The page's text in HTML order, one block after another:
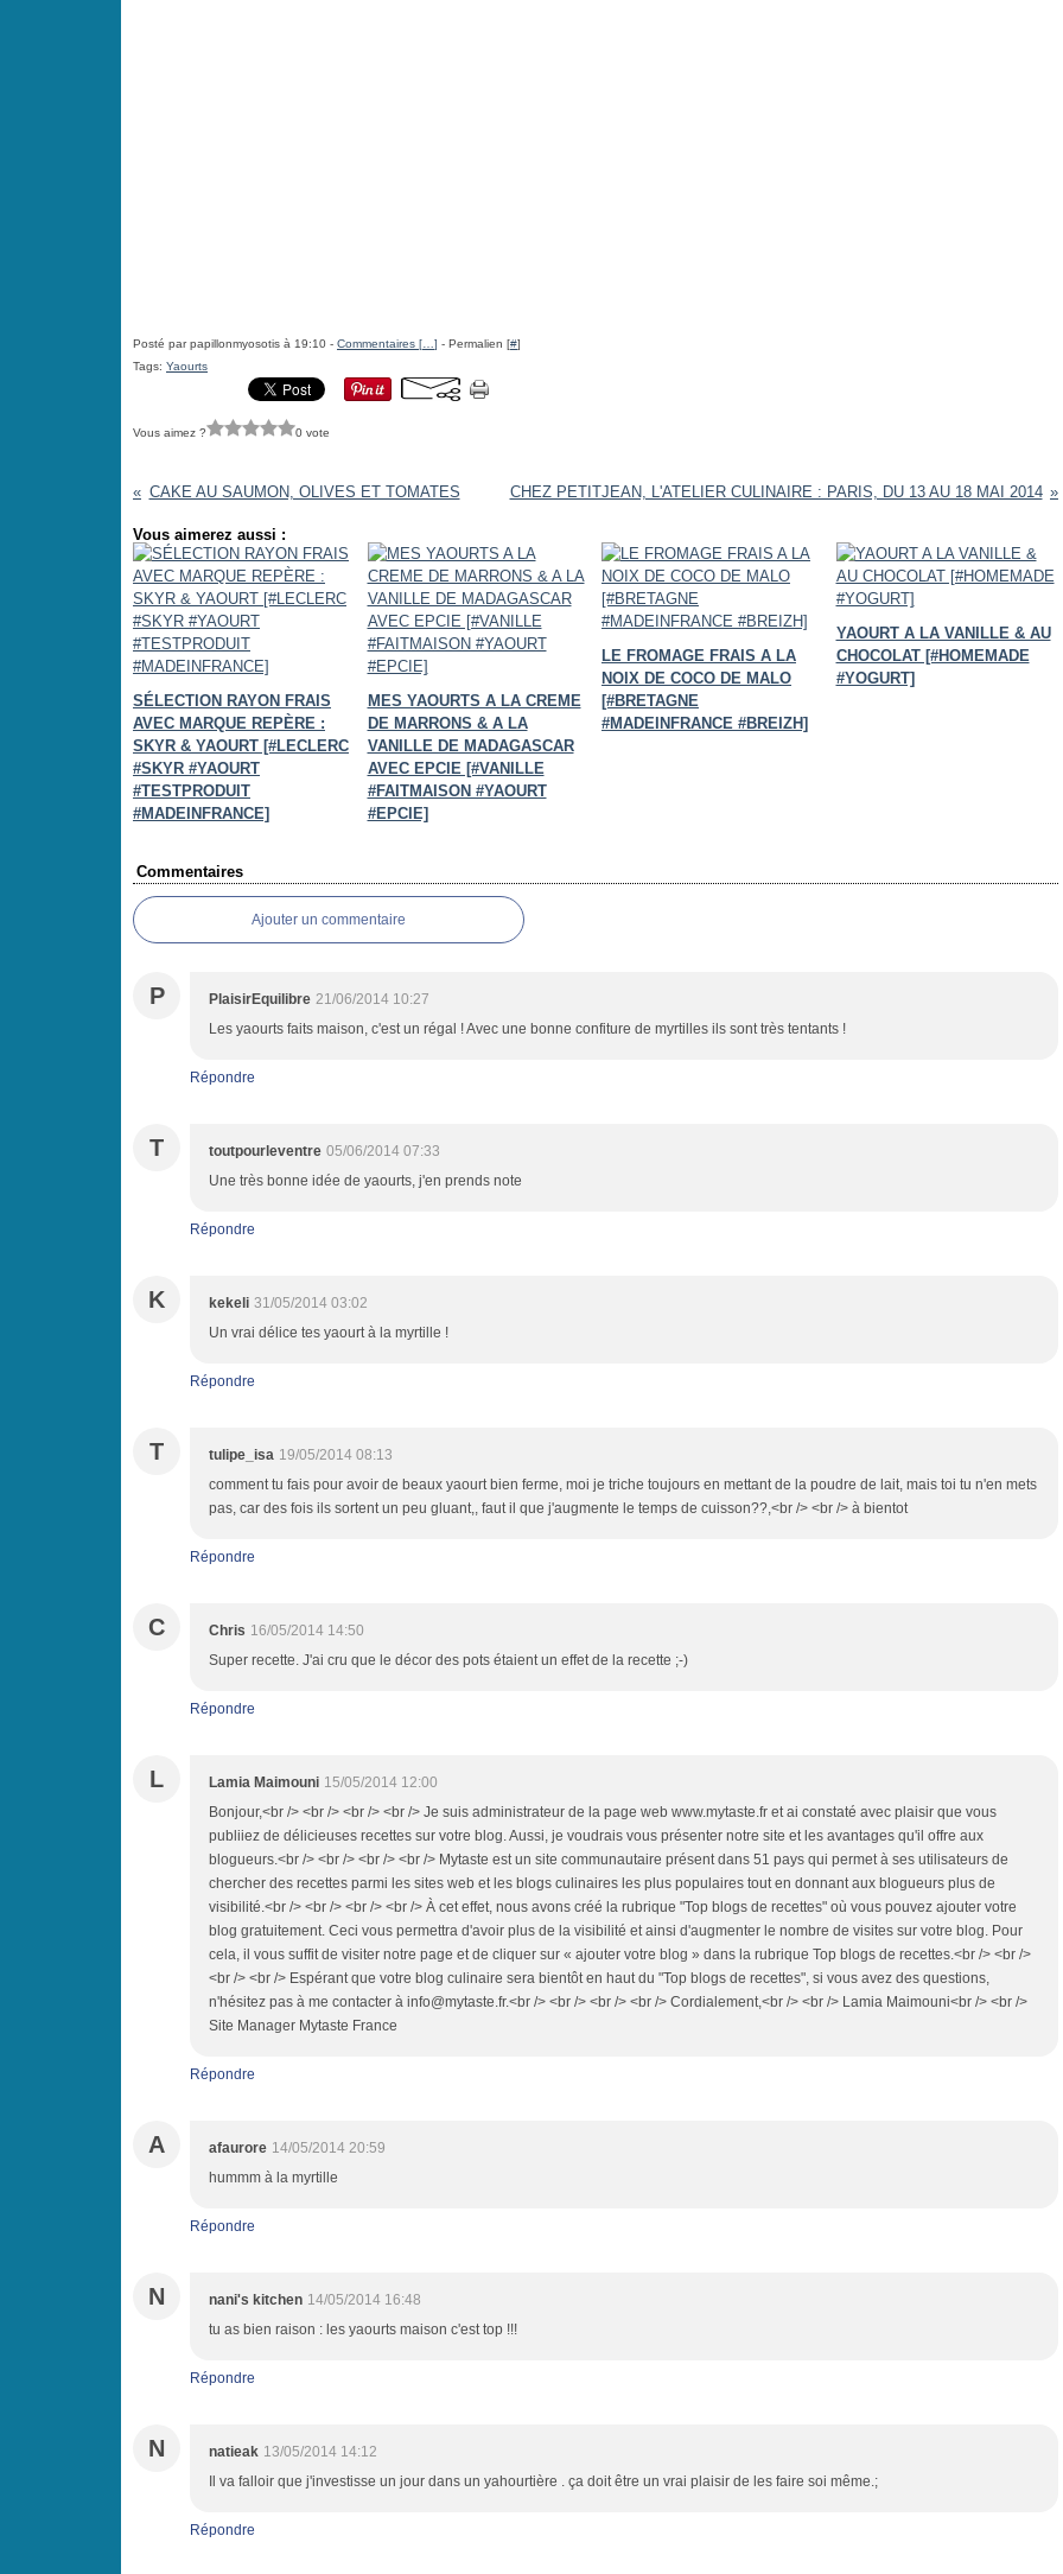
Posté par papillonmyosotis à 19:10 - Commentaires [ ] - Permalien [#]
Tags: Yaourts
Vous aimez ? 0 vote
CAKE AU SAUMON, OLIVES ET TOMATES CHEZ PETITJEAN, L'ATELIER CULINAIRE : PARIS, DU 13 AU 18 MAI 2014
Vous aimerez aussi :
SÉLECTION RAYON FRAIS
AVEC MARQUE REPÈRE :
SKYR & YAOURT [#LECLERC
#SKYR #YAOURT
#TESTPRODUIT
#MADEINFRANCE]
MES YAOURTS A LA CREME
DE MARRONS & A LA
VANILLE DE MADAGASCAR
AVEC EPCIE [#VANILLE
#FAITMAISON #YAOURT
#EPCIE]
LE FROMAGE FRAIS A LA
NOIX DE COCO DE MALO
[#BRETAGNE
#MADEINFRANCE #BREIZH]
YAOURT A LA VANILLE & AU
CHOCOLAT [#HOMEMADE
#YOGURT]
Commentaires
Ajouter un commentaire
P PlaisirEquilibre 21/06/2014 10:27
Les yaourts faits maison, c'est un régal ! Avec une bonne confiture de myrtilles ils sont très tentants !
Répondre
T toutpourleventre 05/06/2014 07:33
Une très bonne idée de yaourts, j'en prends note
Répondre
K kekeli 31/05/2014 03:02
Un vrai délice tes yaourt à la myrtille !
Répondre
T tulipe_isa 19/05/2014 08:13
comment tu fais pour avoir de beaux yaourt bien ferme, moi je triche toujours en mettant de la poudre de lait, mais toi tu n'en mets
pas, car des fois ils sortent un peu gluant,, faut il que j'augmente le temps de cuisson??,<br /> <br /> à bientot
Répondre
C Chris 16/05/2014 14:50
Super recette. J'ai cru que le décor des pots étaient un effet de la recette ;-)
Répondre
L Lamia Maimouni 15/05/2014 12:00
Bonjour,<br /> <br /> <br /> <br /> Je suis administrateur de la page web www.mytaste.fr et ai constaté avec plaisir que vous
publiiez de délicieuses recettes sur votre blog. Aussi, je voudrais vous présenter notre site et les avantages qu'il offre aux
blogueurs.<br /> <br /> <br /> <br /> Mytaste est un site communautaire présent dans 51 pays qui permet à ses utilisateurs de
chercher des recettes parmi les sites web et les blogs culinaires les plus populaires tout en donnant aux blogueurs plus de
visibilité.<br /> <br /> <br /> <br /> À cet effet, nous avons créé la rubrique "Top blogs de recettes" où vous pouvez ajouter votre
blog gratuitement. Ceci vous permettra d'avoir plus de la visibilité et ainsi d'augmenter le nombre de visites sur votre blog. Pour
cela, il vous suffit de visiter notre page et de cliquer sur « ajouter votre blog » dans la rubrique Top blogs de recettes.<br /> <br />
<br /> <br /> Espérant que votre blog culinaire sera bientôt en haut du "Top blogs de recettes", si vous avez des questions,
n'hésitez pas à me contacter à info@mytaste.fr.<br /> <br /> <br /> <br /> Cordialement,<br /> <br /> Lamia Maimouni<br /> <br />
Site Manager Mytaste France
Répondre
A afaurore 14/05/2014 20:59
hummm à la myrtille
Répondre
N nani's kitchen 14/05/2014 16:48
tu as bien raison : les yaourts maison c'est top !!!
Répondre
N natieak 13/05/2014 14:12
Il va falloir que j'investisse un jour dans un yahourtière . ça doit être un vrai plaisir de les faire soi même.;
Répondre